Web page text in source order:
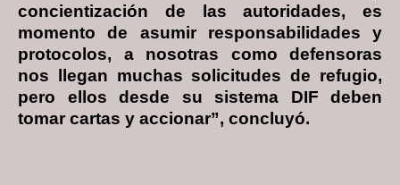
concientización de las autoridades, es
momento de asumir responsabilidades y
protocolos, a nosotras como defensoras
nos llegan muchas solicitudes de refugio,
pero ellos desde su sistema DIF deben
tomar cartas y accionar”, concluyó.